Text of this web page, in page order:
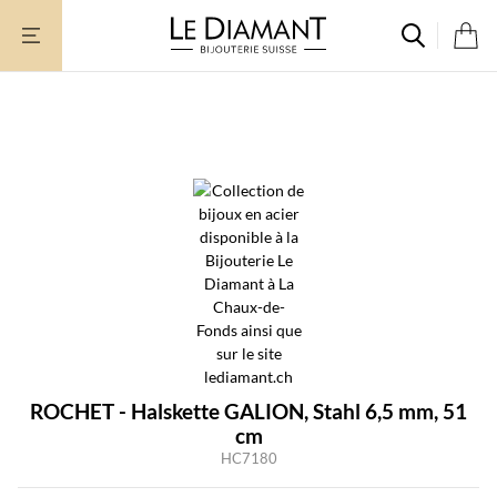
Inhalt
ROCHET - Halskette GALION, Stahl 6,5 mm, 51
cm
HC7180